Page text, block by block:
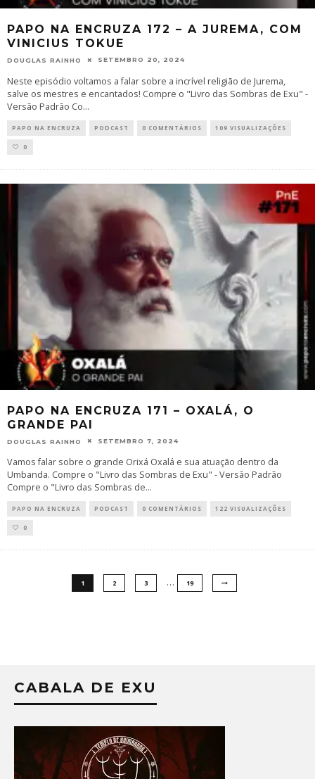
PAPO NA ENCRUZA 172 – A JUREMA, COM
VINICIUS TOKUE
DOUGLAS RAINHO SETEMBRO 20, 2024
Neste episódio voltamos a falar sobre a incrível religião de Jurema,
salve os mestres e encantados! Compre o "Livro das Sombras de Exu" -
Versão Padrão Co...
PAPO NA ENCRUZA PODCAST 0 COMENTÁRIOS 109 VISUALIZAÇÕES
0
PAPO NA ENCRUZA 171 – OXALÁ, O
GRANDE PAI
DOUGLAS RAINHO SETEMBRO 7, 2024
Vamos falar sobre o grande Orixá Oxalá e sua atuação dentro da
Umbanda. Compre o "Livro das Sombras de Exu" - Versão Padrão
Compre o "Livro das Sombras de...
PAPO NA ENCRUZA PODCAST 0 COMENTÁRIOS 122 VISUALIZAÇÕES
0
1 2 3 … 19
CABALA DE EXU